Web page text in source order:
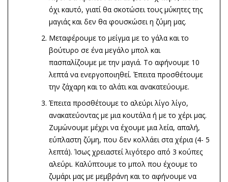
όχι καυτό, γιατί θα σκοτώσει τους μύκητες της
μαγιάς και δεν θα φουσκώσει η ζύμη μας.
Μεταφέρουμε το μείγμα με το γάλα και το
βούτυρο σε ένα μεγάλο μπολ και
πασπαλίζουμε με την μαγιά. Το αφήνουμε 10
λεπτά να ενεργοποιηθεί. Έπειτα προσθέτουμε
την ζάχαρη και το αλάτι και ανακατεύουμε.
Έπειτα προσθέτουμε το αλεύρι λίγο λίγο,
ανακατεύοντας με μια κουτάλα ή με το χέρι μας.
Ζυμώνουμε μέχρι να έχουμε μια λεία, απαλή,
εύπλαστη ζύμη, που δεν κολλάει στα χέρια (4- 5
λεπτά). Ίσως χρειαστεί λιγότερο από 3 κούπες
αλεύρι. Καλύπτουμε το μπολ που έχουμε το
ζυμάρι μας με μεμβράνη και το αφήνουμε να